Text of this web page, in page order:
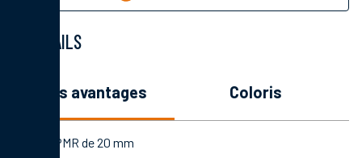
DÉTAILS
les avantages coloris
Seuil PMR de 20 mm